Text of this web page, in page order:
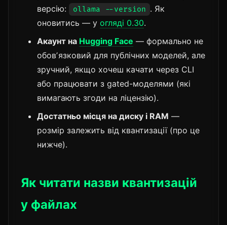
версію:
ollama --version . Як
оновитись — у огляді 0.30.
Акаунт на Hugging Face — формально не
обовʼязковий для публічних моделей, але
зручний, якщо хочеш качати через CLI
або працювати з gated-моделями (які
вимагають згоди на ліцензію).
Достатньо місця на диску і RAM —
розмір залежить від квантизації (про це
нижче).
Як читати назви квантизацій
у файлах